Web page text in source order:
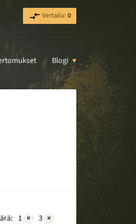
Vertailu:0
Blogi
1 × 3 ×